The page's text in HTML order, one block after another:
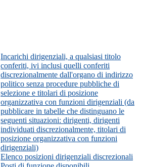
Incarichi dirigenziali, a qualsiasi titolo
conferiti, ivi inclusi quelli conferiti
discrezionalmente dall'organo di indirizzo
politico senza procedure pubbliche di
selezione e titolari di posizione
organizzativa con funzioni dirigenziali (da
pubblicare in tabelle che distinguano le
seguenti situazioni: dirigenti, dirigenti
individuati discrezionalmente, titolari di
posizione organizzativa con funzioni
dirigenziali)
Elenco posizioni dirigenziali discrezionali